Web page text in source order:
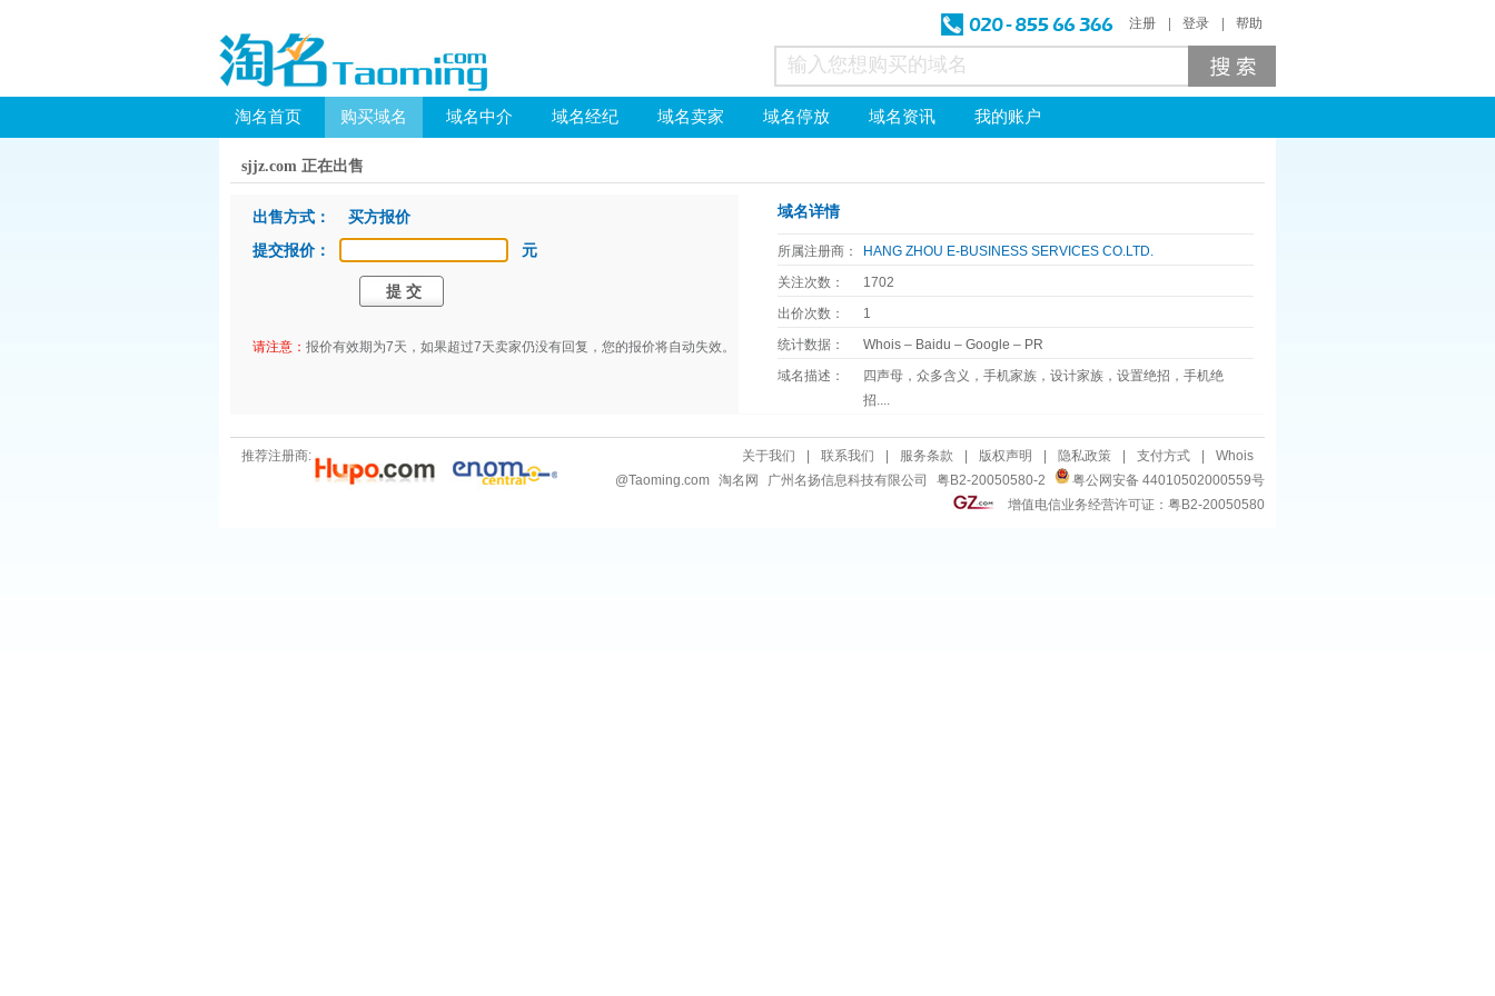
注册 登录 帮助
淘名首页 购买域名 域名中介 域名经纪 域名卖家 域名停放 域名资讯 我的账户
sjjz.com 正在出售
出售方式： 买方报价
提交报价：
元
请注意： 报价有效期为7天，如果超过7天卖家仍没有回复，您的报价将自动失效。
域名详情
所属注册商：
HANG ZHOU E-BUSINESS SERVICES CO.LTD.
关注次数：
1702
出价次数：
1
统计数据：
Whois – Baidu –Google – PR
域名描述：
四声母，众多含义，手机家族，设计家族，设置绝招，手机绝
招....
推荐注册商: 关于我们 联系我们 服务条款 版权声明 隐私政策 支付方式
Whois
粤公网安备 44010502000559号
粤B2-20050580-2
广州名扬信息科技有限公司
淘名网
@Taoming.com
增值电信业务经营许可证：粤B2-20050580